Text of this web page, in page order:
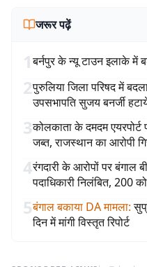
जरूर पढ़ें
1बर्नपुर के न्यू टाउन इलाके में
2पुरुलिया जिला परिषद में
उपसभापति सुजय बनर्जी
3कोलकाता के दमदम
जब्त, राजस्थान का आरोपी
4रंगदारी के आरोपों पर बंगाल
पदाधिकारी निलंबित, 200
5बंगाल बकाया DA मामला:
दिन में मांगी विस्तृत रिपोर्ट